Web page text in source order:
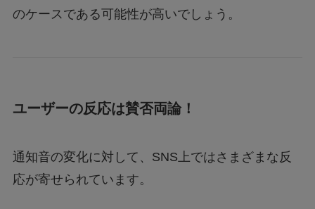
のケースである可能性が高いでしょう。
ユーザーの反応は賛否両論！
通知音の変化に対して、SNS上ではさまざまな反
応が寄せられています。